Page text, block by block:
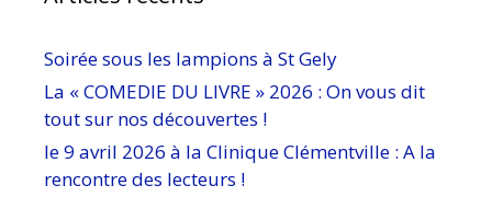
Soirée sous les lampions à St Gely
La « COMEDIE DU LIVRE » 2026 : On vous dit
tout sur nos découvertes !
le 9 avril 2026 à la Clinique Clémentville : A la
rencontre des lecteurs !